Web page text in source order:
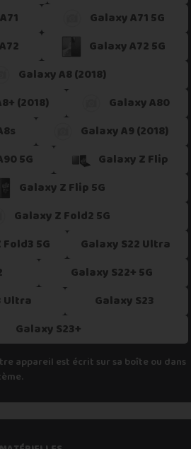
Galaxy A71 5G
Galaxy A72 5G
Galaxy A8 (2018)
(2018)
Galaxy A80
Galaxy A9 (2018)
5G
Galaxy Z Flip
Galaxy Z Flip 5G
Galaxy Z Fold2 5G
5G
Galaxy S22 Ultra
Galaxy S22+ 5G
Ultra
Galaxy S23
Galaxy S23+
appareil est écrit sur sa boîte ou dans